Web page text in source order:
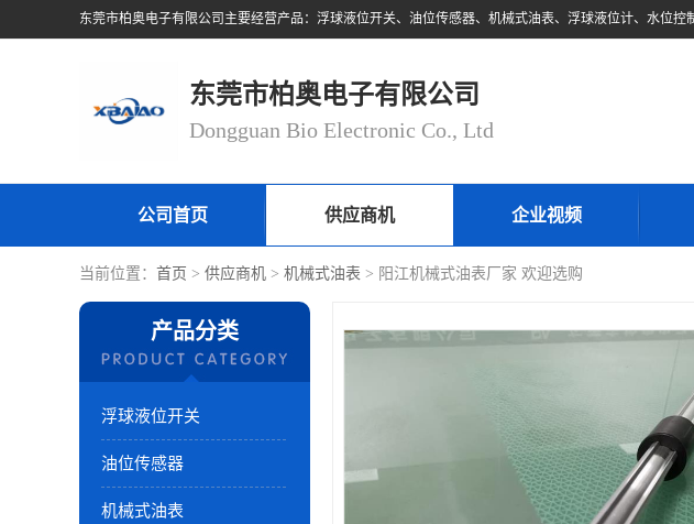
东莞市柏奥电子有限公司
Dongguan Bio Electronic Co., Ltd
公司首页 供应商机 企业视频
当前位置： 首页 > 供应商机 > 机械式油表 > 阳江机械式油表厂家 欢迎选购
产品分类
浮球液位开关
油位传感器
机械式油表